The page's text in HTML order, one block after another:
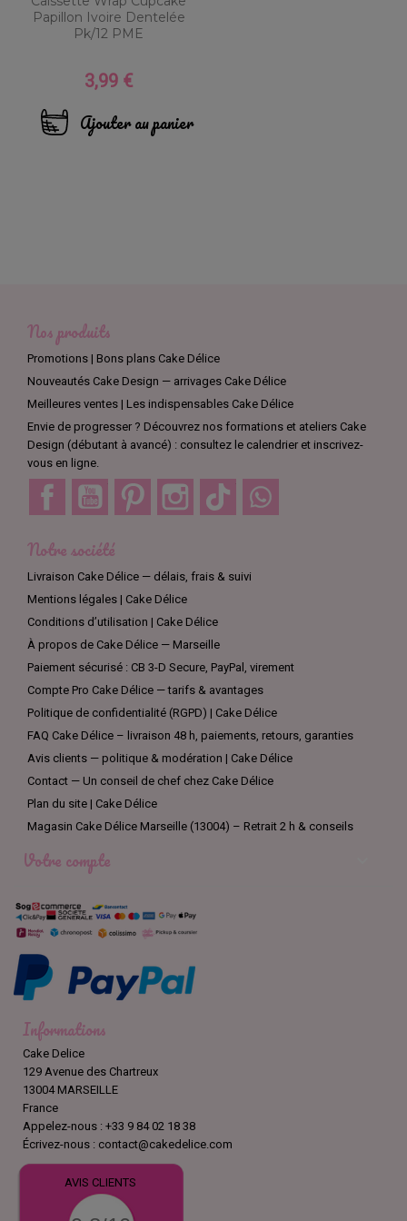
Papillon Ivoire Dentelée
Pk/12 PME
Prix
3,99 €
Ajouter au panier
Nos produits
Promotions | Bons plans Cake Délice
Nouveautés Cake Design — arrivages Cake Délice
Meilleures ventes | Les indispensables Cake Délice
Envie de progresser ? Découvrez nos formations et ateliers Cake
Design (débutant à avancé) : consultez le calendrier et inscrivez-
vous en ligne.
Facebook YouTube Pinterest Instagram TikTok
Notre société
Livraison Cake Délice — délais, frais & suivi
Mentions légales | Cake Délice
Conditions d’utilisation | Cake Délice
À propos de Cake Délice — Marseille
Paiement sécurisé : CB 3-D Secure, PayPal, virement
Compte Pro Cake Délice — tarifs & avantages
Politique de confidentialité (RGPD) | Cake Délice
FAQ Cake Délice – livraison 48 h, paiements, retours, garanties
Avis clients — politique & modération | Cake Délice
Contact — Un conseil de chef chez Cake Délice
Plan du site | Cake Délice
Magasin Cake Délice Marseille (13004) – Retrait 2 h & conseils
Votre compte
Informations
Cake Delice
129 Avenue des Chartreux
13004 MARSEILLE
France
Appelez-nous : +33 9 84 02 18 38
Écrivez-nous : contact@cakedelice.com
AVIS CLIENTS